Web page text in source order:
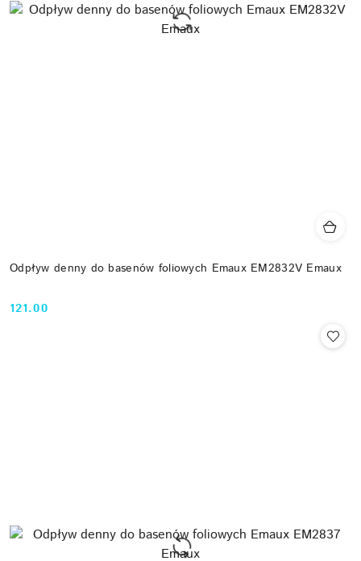
Odpływ denny do basenów foliowych Emaux EM2832V Emaux
Cena:
121.00